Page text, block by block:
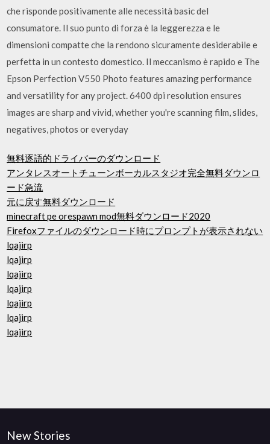
che risponde positivamente alle necessità basic del
consumatore. Il suo punto di forza è la leggerezza e le
dimensioni compatte che la rendono sicuramente desiderabile e
perfetta in un contesto domestico. Il meccanismo è rapido e The
Epson Perfection V550 Photo features amazing performance
and versatility for any project. 6400 dpi resolution ensures
images are sharp and vivid, whether you're scanning film, slides,
negatives, photos or everyday
無料逐語的ドライバーのダウンロード
アンタレスオートチューンボーカルスタジオ完全無料ダウンロ
ード急流
元に戻す無料ダウンロード
minecraft pe orespawn mod無料ダウンロード2020
Firefoxファイルのダウンロード時にプロンプ​​トが表示されない
lqajirp
lqajirp
lqajirp
lqajirp
lqajirp
lqajirp
lqajirp
New Stories